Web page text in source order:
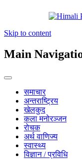
Skip to content
Main
समाचार
अन्तराष्ट्रिय
खेलकुद
कला मनोरञ्जन
रोचक
अर्थ वाणिज्य
स्वास्थ्य
विज्ञान / प्रविधि